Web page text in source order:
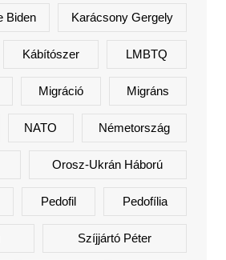
Biden Karácsony Gergely
Kábítószer LMBTQ
Migráció Migráns
NATO Németország
Orosz-Ukrán Háború
Pedofil Pedofília
Szíjjártó Péter